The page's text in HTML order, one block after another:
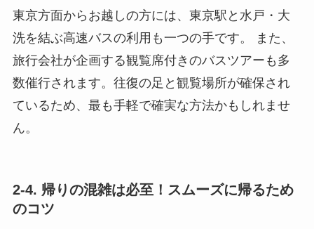
東京方面からお越しの方には、東京駅と水戸・大
洗を結ぶ高速バスの利用も一つの手です。 また、
旅行会社が企画する観覧席付きのバスツアーも多
数催行されます。往復の足と観覧場所が確保され
ているため、最も手軽で確実な方法かもしれませ
ん。
2-4. 帰りの混雑は必至！スムーズに帰るため
のコツ